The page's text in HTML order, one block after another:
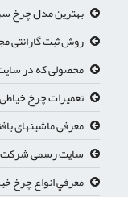
بهترین مدل چرخ
روش ثبت گارانتی
محصولی که در سایت
تعمیرات چرخ خیاطی
معرفی ماشینهای
سایت رسمی شرکت
معرفي انواع چرخ